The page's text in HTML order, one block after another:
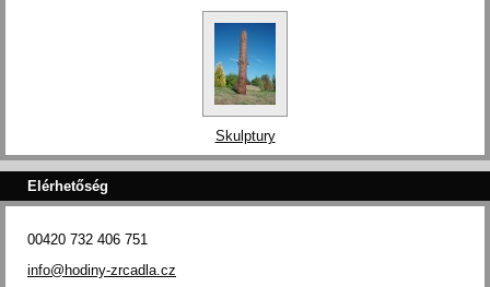
Skulptury
Elérhetőség
00420 732 406 751
info@hodiny-zrcadla.cz